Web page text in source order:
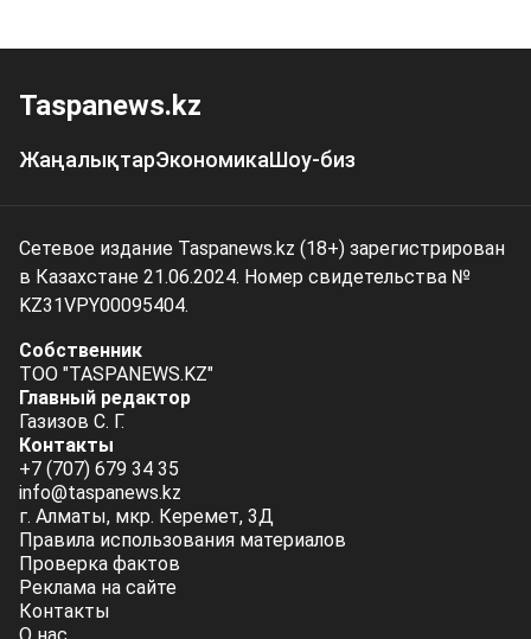
Taspanews.kz
ЖаңалықтарЭкономикаШоу-биз
Сетевое издание Taspanews.kz (18+) зарегистрирован
в Казахстане 21.06.2024. Номер свидетельства №
KZ31VPY00095404.
Собственник
ТОО "TASPANEWS.KZ"
Главный редактор
Газизов С. Г.
Контакты
+7 (707) 679 34 35
info@taspanews.kz
г. Алматы, мкр. Керемет, 3Д
Правила использования материалов
Проверка фактов
Реклама на сайте
Контакты